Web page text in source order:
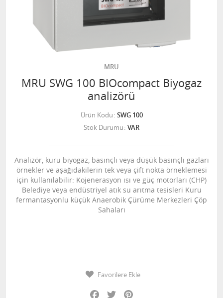
MRU
MRU SWG 100 BIOcompact Biyogaz
analizörü
Ürün Kodu SWG 100
Stok Durumu VAR
Analizör, kuru biyogaz, basınçlı veya düşük basınçlı gazları
örnekler ve aşağıdakilerin tek veya çift nokta örneklemesi
için kullanılabilir: Kojenerasyon ısı ve güç motorları (CHP)
Belediye veya endüstriyel atık su arıtma tesisleri Kuru
fermantasyonlu küçük Anaerobik Çürüme Merkezleri Çöp
Sahaları
Favorilere Ekle
Facebook
Twitter